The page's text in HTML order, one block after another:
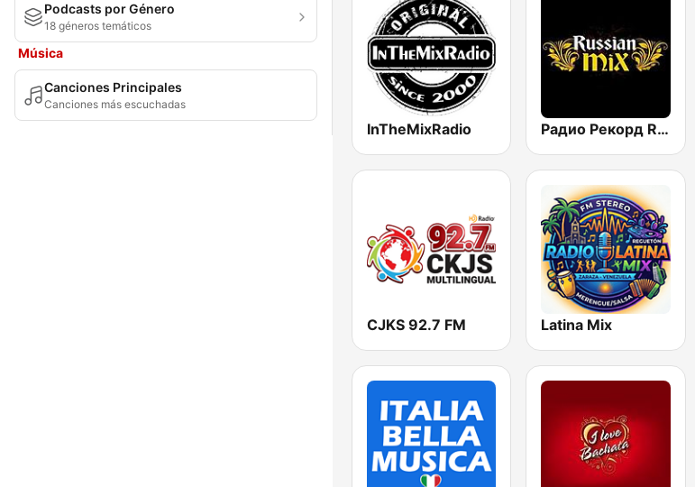
Podcasts por Género
18 géneros temáticos
Música
Canciones Principales
Canciones más escuchadas
InTheMixRadio Радио Рекорд Russian Mix (Radio Record Russian Mix)
CJKS 92.7 FM Latina Mix